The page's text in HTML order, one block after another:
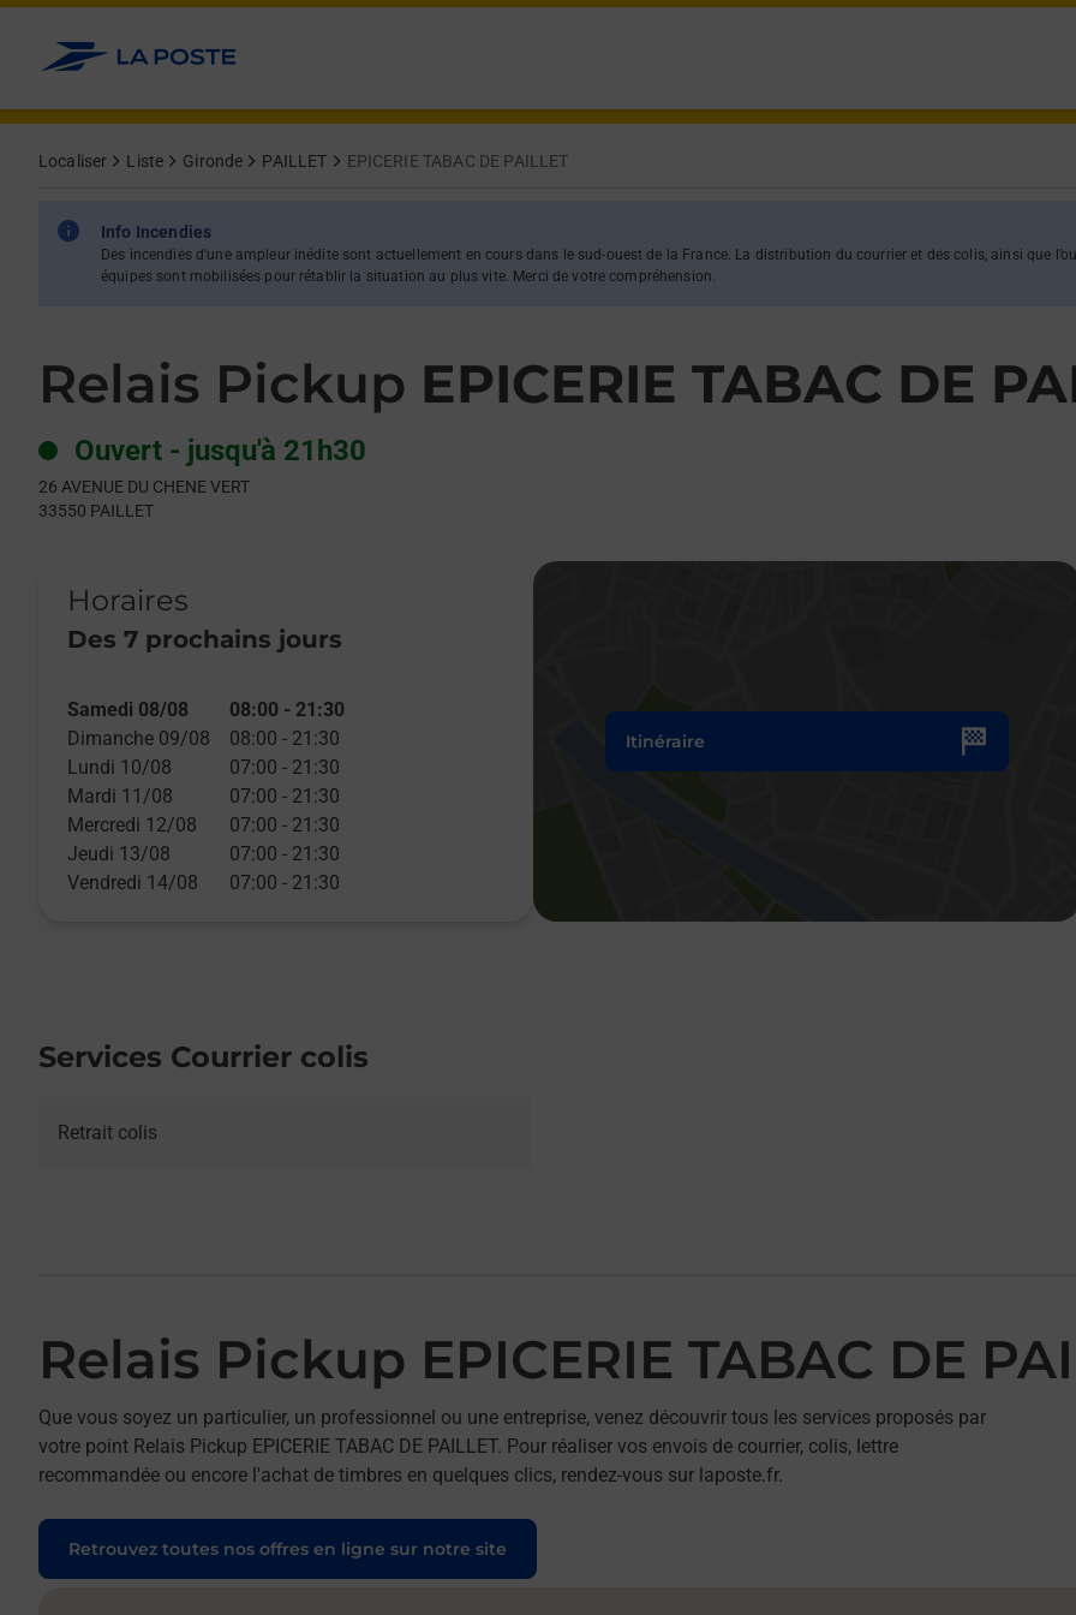
Allez au contenu
Localiser Liste Gironde PAILLET EPICERIE TABAC DE PAILLET
Info Incendies
Des incendies d'une ampleur inédite sont actuellement en cours dans le sud-ouest de la France. La distribution du courrier et des colis, ainsi que
équipes sont mobilisées pour rétablir la situation au plus vite. Merci de votre compréhension.
Relais Pickup EPICERIE TABAC DE
Ouvert - jusqu'à 21h30
26 AVENUE DU CHENE VERT
33550 PAILLET
Horaires
Des 7 prochains jours
Day of the WeekHours
Samedi 08/08 08:00 - 21:30
Dimanche 09/08
08:00 - 21:30
Lundi 10/08
07:00 - 21:30
Mardi 11/08
07:00 - 21:30
Mercredi 12/08
07:00 - 21:30
Jeudi 13/08
07:00 - 21:30
Vendredi 14/08
07:00 - 21:30
Itinéraire
Services Courrier colis
Retrait colis
Relais Pickup EPICERIE TABAC DE
Que vous soyez un particulier, un professionnel ou une entreprise, venez découvrir tous les services proposés par
votre point Relais Pickup EPICERIE TABAC DE PAILLET. Pour réaliser vos envois de courrier, colis, lettre
recommandée ou encore l'achat de timbres en quelques clics, rendez-vous sur laposte.fr.
Retrouvez toutes nos offres en ligne sur notre site
Get directions to Relais Pickup at 26 AVENUE DU CHENE VERT PAILLET,
lien s'ouvre dans un nouvel onglet